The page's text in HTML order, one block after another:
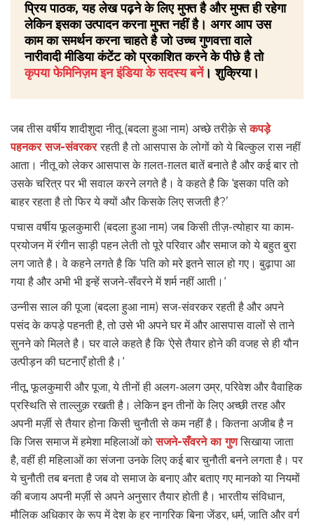
प्रिय पाठक, यह लेख पढ़ने के लिए मुफ्त है और मुफ्त ही रहेगा
लेकिन इसका उत्पादन करना मुफ्त नहीं है। अगर आप उस
काम का समर्थन करना चाहते है जो उच्च गुणवत्ता वाले
नारीवादी मीडिया कंटेंट को प्रकाशित करने के पीछे है तो
कृपया फेमिनिज़म इन इंडिया के सदस्य बनें। शुक्रिया।
जब तीस वर्षीय शादीशुदा नीतू (बदला हुआ नाम) अच्छे तरीक़े सेकपड़े
पहनकर सज-संवरकररहती है तो आसपास के लोगों को ये बिल्कुल रास नहीं
आता। नीतू को लेकर आसपास के ग़लत-ग़लत बातें बनाते है और कई बार तो
उसके चरित्र पर भी सवाल करने लगते है। वे कहते है कि ‘इसका पति को
बाहर रहता है तो फिर ये क्यों और किसके लिए सजती है?’
पचास वर्षीय फूलकुमारी (बदला हुआ नाम) जब किसी तीज़-त्योहार या काम-
प्रयोजन में रंगीन साड़ी पहन लेती तो पूरे परिवार और समाज को ये बहुत बुरा
लग जाते है। वे कहने लगते है कि ‘पति को मरे इतने साल हो गए। बुढ़ापा आ
गया है और अभी भी इन्हें सजने-सँवरने में शर्म नहीं आती।‘
उन्नीस साल की पूजा (बदला हुआ नाम) सज-संवरकर रहती है और अपने
पसंद के कपड़े पहनती है, तो उसे भी अपने घर में और आसपास वालों से ताने
सुनने को मिलते है। घर वाले कहते है कि ‘ऐसे तैयार होने की वजह से ही यौन
उत्पीड़न की घटनाएँ होती है।‘
नीतू, फूलकुमारी और पूजा, ये तीनों ही अलग-अलग उम्र, परिवेश और वैवाहिक
प्रस्थिति से ताल्लुक़ रखती है। लेकिन इन तीनों के लिए अच्छी तरह और
अपनी मर्ज़ी से तैयार होना किसी चुनौती से कम नहीं है। कितना अजीब है न
कि जिस समाज में हमेशा महिलाओं कोसजने-सँवरने का गुणसिखाया जाता
है, वहीं ही महिलाओं का संजना उनके लिए कई बार चुनौती बनने लगता है। पर
ये चुनौती तब बनता है जब वो समाज के बनाए और बताए गए मानको या नियमों
की बजाय अपनी मर्ज़ी से अपने अनुसार तैयार होती है। भारतीय संविधान,
मौलिक अधिकार के रूप में देश के हर नागरिक बिना जेंडर, धर्म, जाति और वर्ग